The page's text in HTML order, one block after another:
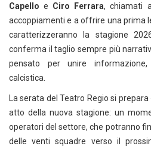
Capello e Ciro Ferrara, chiamati
accoppiamenti e a offrire una prima
caratterizzeranno la stagione
conferma il taglio sempre più
pensato per unire
calcistica.
La serata del Teatro Regio si
atto della nuova stagione: un
operatori del settore, che potranno
delle venti squadre verso il